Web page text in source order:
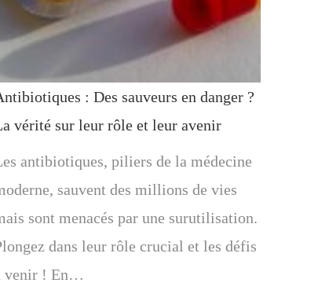
: Des sauveurs en danger ?
vérité sur leur rôle et leur avenir
antibiotiques, piliers de la médecine
sauvent des millions de vies
sont menacés par une surutilisation.
dans leur rôle crucial et les défis
venir ! En…